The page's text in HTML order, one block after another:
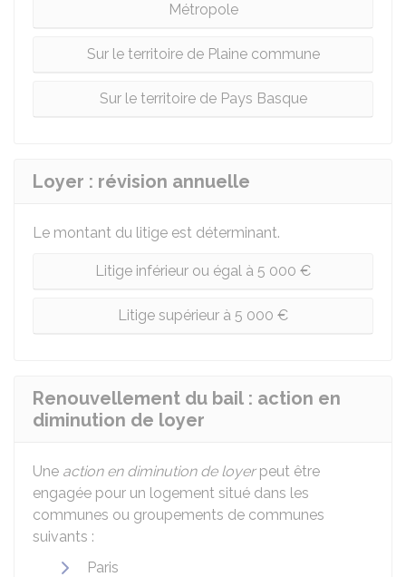
Métropole
Sur le territoire de Plaine commune
Sur le territoire de Pays Basque
Loyer : révision annuelle
Le montant du litige est déterminant.
Litige inférieur ou égal à 5 000 €
Litige supérieur à 5 000 €
Renouvellement du bail : action en
diminution de loyer
Une action en diminution de loyerpeut être
engagée pour un logement situé dans les
communes ou groupements de communes
suivants :
Paris